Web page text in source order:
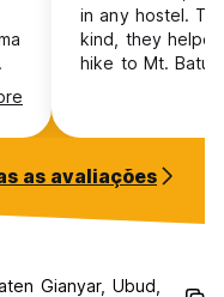
in any hostel.
kind, they
hike to Mt.
was clean and
recommend
as avaliações
Gianyar, Ubud,